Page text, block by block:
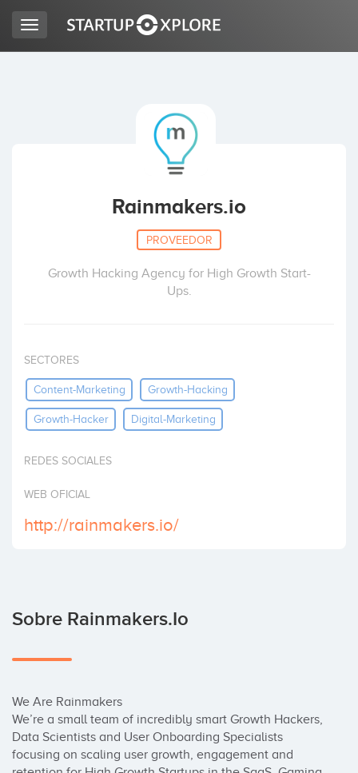
Toggle
navigation
Rainmakers.io
PROVEEDOR
Growth Hacking Agency for High Growth Start-
Ups.
SECTORES
Content-Marketing Growth-Hacking
Growth-Hacker Digital-Marketing
REDES SOCIALES
WEB OFICIAL
http://rainmakers.io/
Sobre Rainmakers.io
We Are Rainmakers
We’re a small team of incredibly smart Growth Hackers,
Data Scientists and User Onboarding Specialists
focusing on scaling user growth, engagement and